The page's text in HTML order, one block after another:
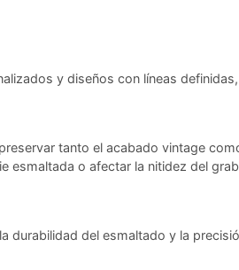
y diseños con líneas
tanto el acabado vintage
esmaltada o afectar la nitidez del
del esmaltado y la